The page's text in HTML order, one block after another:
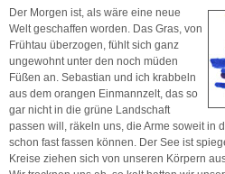
Der Morgen ist, als wäre eine neue
Welt geschaffen worden. Das Gras, von
Frühtau überzogen, fühlt sich ganz
ungewohnt unter den noch müden
Füßen an. Sebastian und ich krabbeln
aus dem orangen Einmannzelt, das so
gar nicht in die grüne Landschaft
passen will, räkeln uns, die Arme soweit in
schon fast fassen können. Der See ist
Kreise ziehen sich von unseren Körpern